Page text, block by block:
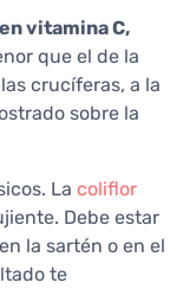
vitamina C,
que el de la
crucíferas, a la
sobre la
La coliflor
Debe estar
la sartén o en el
te